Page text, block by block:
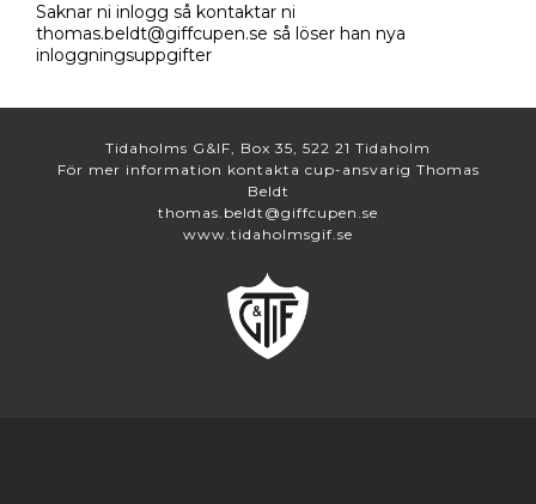
Saknar ni inlogg så kontaktar ni
thomas.beldt@giffcupen.se så löser han nya
inloggningsuppgifter
Tidaholms G&IF, Box 35, 522 21 Tidaholm
För mer information kontakta cup-ansvarig Thomas
Beldt
thomas.beldt@giffcupen.se
www.tidaholmsgif.se